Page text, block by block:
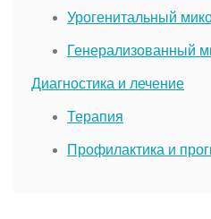
Урогенитальный
Генерализованный
Диагностика и лечение
Терапия
Профилактика и